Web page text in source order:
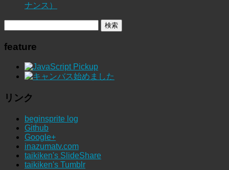
ナンス）
feature
リンク
beginsprite log
Github
Google+
inazumatv.com
taikiken's SlideShare
taikiken's Tumblr